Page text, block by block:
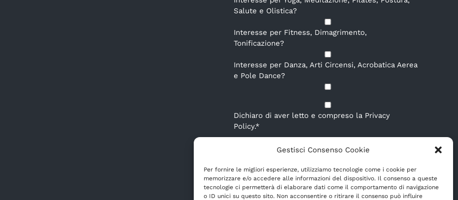
Gestisci Consenso Cookie
Per fornire le migliori esperienze, utilizziamo tecnologie come i cookie per
memorizzare e/o accedere alle informazioni del dispositivo. Il consenso a queste
tecnologie ci permetterà di elaborare dati come il comportamento di navigazione
o ID unici su questo sito. Non acconsentire o ritirare il consenso può influire
Salute e Olistica?
Interesse per Fitness, Dimagrimento,
Tonificazione?
Interesse per Danza, Arti Circensi, Acrobatica Aerea
e Pole Dance?
Dichiaro di aver letto e compreso la Privacy
Policy.*